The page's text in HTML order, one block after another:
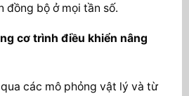
đồng bộ ở mọi tần số.
cơ trình điều khiển nâng
các mô phỏng vật lý và từ